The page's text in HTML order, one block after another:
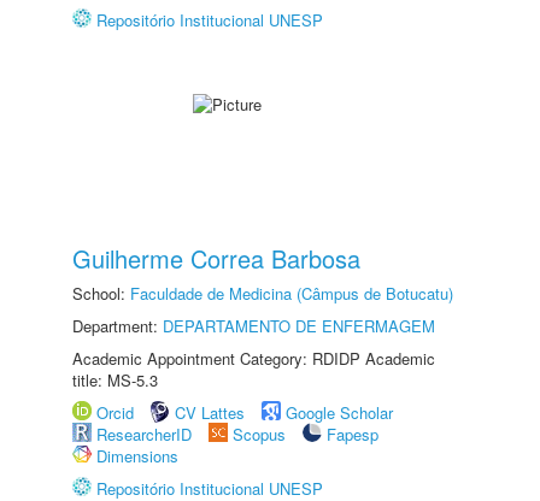
Repositório Institucional UNESP
Guilherme Correa Barbosa
School: Faculdade de Medicina (Câmpus de Botucatu)
Department: DEPARTAMENTO DE ENFERMAGEM
Academic Appointment Category: RDIDP Academic
title: MS-5.3
Orcid
CV Lattes
Google Scholar
ResearcherID
Scopus
Fapesp
Dimensions
Repositório Institucional UNESP